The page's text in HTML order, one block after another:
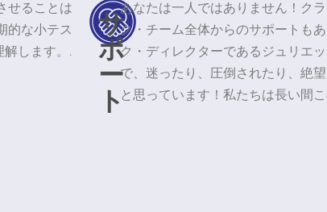
せることは
的な小テス
解します。.
サ
ポ
ー
ト
あなたは一人ではありません！ク
ク・チーム全体からのサポートも
ク・ディレクターであるジュリエ
で、迷ったり、圧倒されたり、絶
と思っています！私たちは長い間